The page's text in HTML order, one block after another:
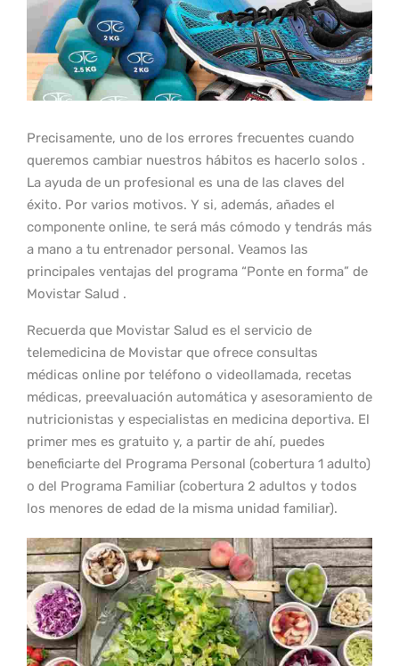
Precisamente, uno de los errores frecuentes cuando
queremos cambiar nuestros hábitos es hacerlo solos .
La ayuda de un profesional es una de las claves del
éxito. Por varios motivos. Y si, además, añades el
componente online, te será más cómodo y tendrás más
a mano a tu entrenador personal. Veamos las
principales ventajas del programa “Ponte en forma” de
Movistar Salud .
Recuerda que Movistar Salud es el servicio de
telemedicina de Movistar que ofrece consultas
médicas online por teléfono o videollamada, recetas
médicas, preevaluación automática y asesoramiento de
nutricionistas y especialistas en medicina deportiva. El
primer mes es gratuito y, a partir de ahí, puedes
beneficiarte del Programa Personal (cobertura 1 adulto)
o del Programa Familiar (cobertura 2 adultos y todos
los menores de edad de la misma unidad familiar).